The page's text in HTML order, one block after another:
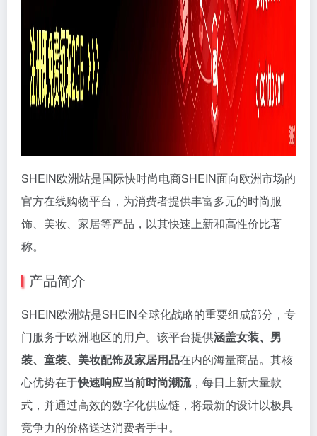
SHEIN欧洲站是国际快时尚电商SHEIN面向欧洲市场的
官方在线购物平台，为消费者提供丰富多元的时尚服
饰、美妆、家居等产品，以其快速上新和高性价比著
称。
产品简介
SHEIN欧洲站是SHEIN全球化战略的重要组成部分，专
门服务于欧洲地区的用户。该平台提供涵盖女装、男
装、童装、美妆配饰及家居用品在内的海量商品。其核
心优势在于快速响应当前时尚潮流，每日上新大量款
式，并通过高效的数字化供应链，将最新的设计以极具
竞争力的价格送达消费者手中。